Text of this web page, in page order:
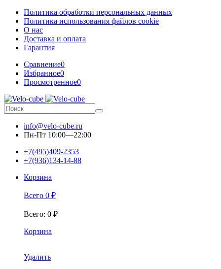
Политика обработки персональных данных
Политика использования файлов cookie
О нас
Доставка и оплата
Гарантия
Сравнение0
Избранное0
Просмотренное0
info@velo-cube.ru
Пн-Пт 10:00—22:00
+7(495)409-2353
+7(936)134-14-88
Корзина
Всего 0 ₽
Всего: 0 ₽
Корзина
Удалить